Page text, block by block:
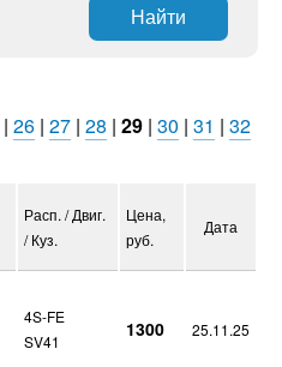
Найти
| 26 | 27 | 28 | 29 | 30 | 31 | 32
Расп. / Двиг.
/ Куз.
Цена,
руб.
Дата
4S-FE
SV41
1300 25.11.25